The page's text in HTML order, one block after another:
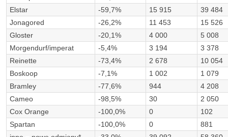
Elstar
-59,7% 15 915
39 484
Jonagored
-26,2% 11 453
15 526
Gloster
-20,1% 4 000
5 008
Morgendurf/imperat
-5,4% 3 194
3 378
Reinette
-73,4% 2 678
10 054
Boskoop
-7,1% 1 002
1 079
Bramley
-77,6% 944
4 208
Cameo
-98,5% 30
2 050
Cox Orange
-100,0% 0
102
Spartan
-100,0% 0
881